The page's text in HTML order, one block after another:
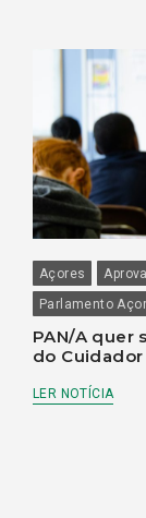
Açores
Parlamento
PAN/A quer
do
LER NOTÍCIA